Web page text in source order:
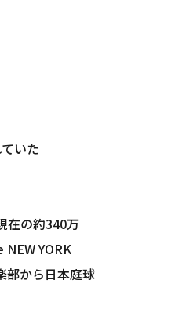
いた
在の約340万
YORK
部から日本庭球